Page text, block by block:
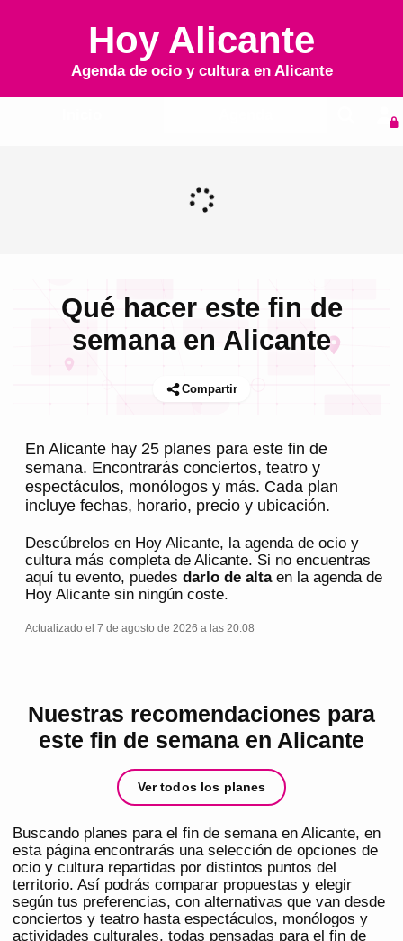
Hoy Alicante
Agenda de ocio y cultura en Alicante
Qué hacer este fin de
semana en Alicante
Compartir
En Alicante hay 25 planes para este fin de
semana. Encontrarás conciertos, teatro y
espectáculos, monólogos y más. Cada plan
incluye fechas, horario, precio y ubicación.
Descúbrelos en Hoy Alicante, la agenda de ocio y
cultura más completa de Alicante. Si no encuentras
aquí tu evento, puedes darlo de altaen la agenda de
Hoy Alicante sin ningún coste.
Actualizado el 7 de agosto de 2026 a las 20:08
Nuestras recomendaciones para
este fin de semana en Alicante
Ver todos los planes
Buscando planes para el fin de semana en Alicante, en
esta página encontrarás una selección de opciones de
ocio y cultura repartidas por distintos puntos del
territorio. Así podrás comparar propuestas y elegir
según tus preferencias, con alternativas que van desde
conciertos y teatro hasta espectáculos, monólogos y
actividades culturales, todas pensadas para el fin de